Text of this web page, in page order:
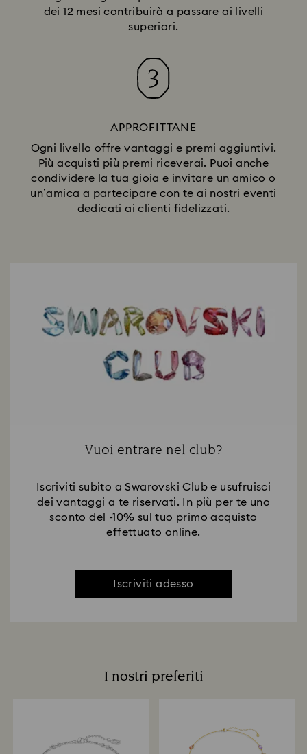
dei 12 mesi contribuirà a passare ai livelli
superiori.
APPROFITTANE
Ogni livello offre vantaggi e premi aggiuntivi.
Più acquisti più premi riceverai. Puoi anche
condividere la tua gioia e invitare un amico o
un’amica a partecipare con te ai nostri eventi
dedicati ai clienti fidelizzati.
Vuoi entrare nel club?
Iscriviti subito a Swarovski Club e usufruisci
dei vantaggi a te riservati. In più per te uno
sconto del -10% sul tuo primo acquisto
effettuato online.
Iscriviti adesso
I nostri preferiti